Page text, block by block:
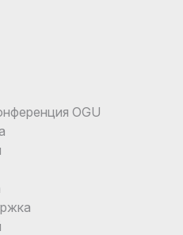
OGU